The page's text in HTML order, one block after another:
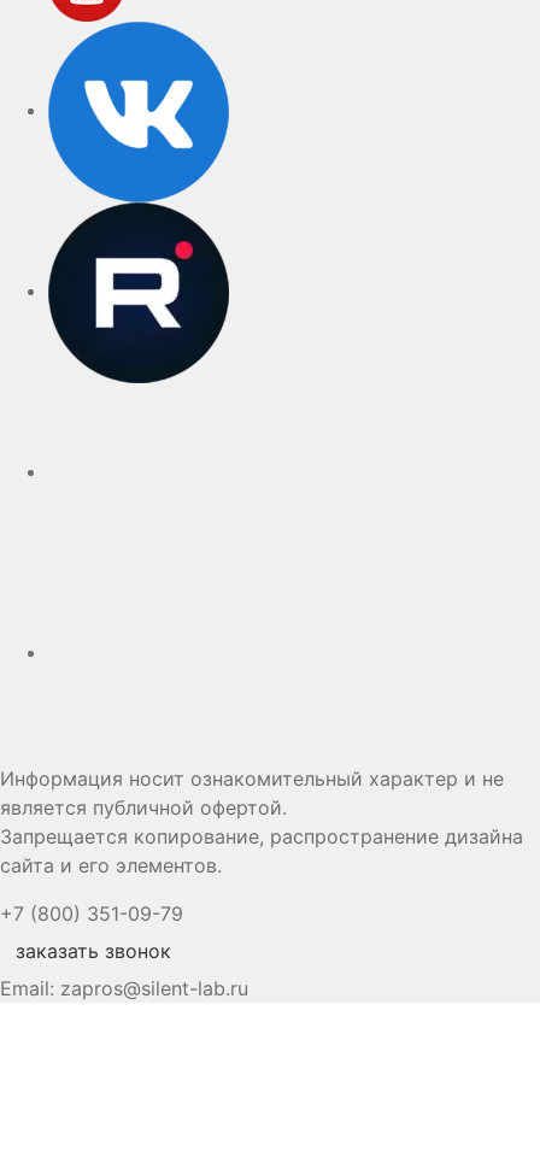
Информация носит ознакомительный характер и не
является публичной офертой.
Запрещается копирование, распространение дизайна
сайта и его элементов.
+7 (800) 351-09-79
заказать звонок
Email: zapros@silent-lab.ru